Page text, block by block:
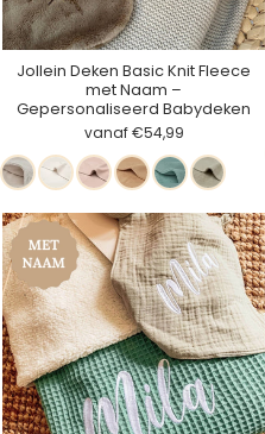
Jollein Deken Basic Knit Fleece
met Naam –
Gepersonaliseerd Babydeken
vanaf €54,99
NougatIvoryWild
Rose
BiscuitForest
Green
Olive